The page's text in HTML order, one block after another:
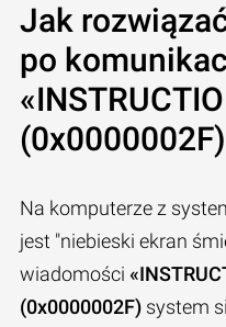
Jak
po
Na komputerze z
jest "niebieski ekran
wiadomości
(0x0000002F) system